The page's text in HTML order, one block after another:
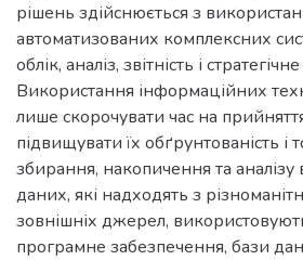
рішень здійснюється з
автоматизованих комплексних
облік, аналіз, звітність і
Використання інформаційних
лише скорочувати час на
підвищувати їх обґрунтованість і
збирання, накопичення та аналізу
даних, які надходять з
зовнішніх джерел,
програмне забезпечення, бази